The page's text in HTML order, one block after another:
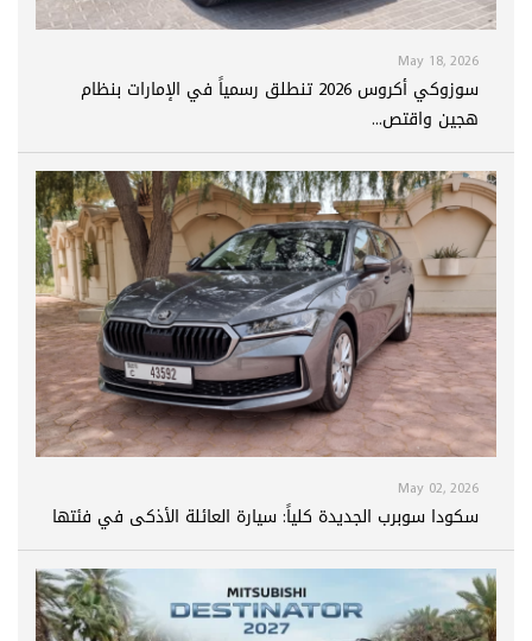
May 18, 2026
سوزوكي أكروس 2026 تنطلق رسمياً في الإمارات بنظام
هجين واقتص...
May 02, 2026
سكودا سوبرب الجديدة كلياً: سيارة العائلة الأذكى في فئتها